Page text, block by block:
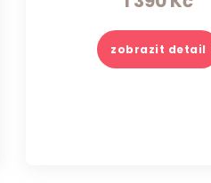
zobrazit detail